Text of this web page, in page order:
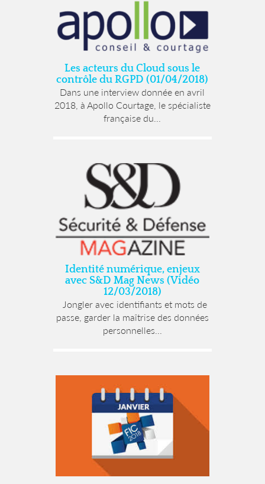
Les acteurs du Cloud sous le
contrôle du RGPD (01/04/2018)
Dans une interview donnée en avril
2018, à Apollo Courtage, le spécialiste
française du...
Identité numérique, enjeux
avec S&D Mag News (Vidéo
12/03/2018)
Jongler avec identifiants et mots de
passe, garder la maîtrise des données
personnelles...